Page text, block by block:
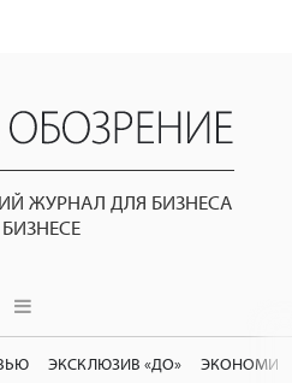
ЖУРНАЛ ДЛЯ БИЗНЕСА
ЭКСКЛЮЗИВ «ДО»